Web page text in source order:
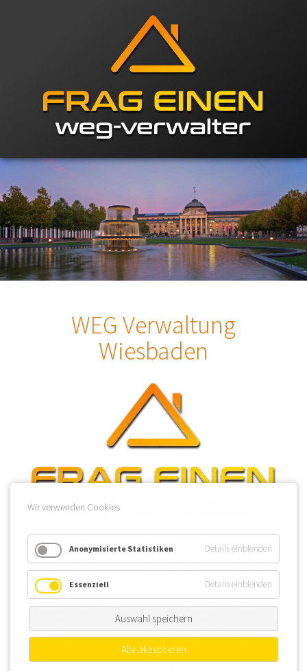
WEG Verwaltung
Wiesbaden
Wiesbaden ist nicht nur für die WEG Verwaltung in Hessen ein
sehr interessanter Standort. Die kreisfreie Landeshauptstadt ist
mit fast 280.000 Einwohnern die zweitgrößte Stadt Hessens. Da
sie mit Mainz ein länderübergreifendes Doppelzentrum bildet, ist
Wiesbaden natürlich auch für die WEG Verwaltung in Rheinland-
Pfalz von Interesse. Wiesbaden zählt zudem zu den Orten mit
Wir verwenden Cookies
Anonymisierte Statistiken Details einblenden
Essenziell Details einblenden
Auswahl speichern
Alle akzeptieren